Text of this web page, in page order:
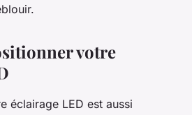
votre
éclairage LED est aussi